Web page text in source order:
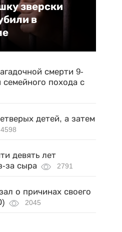
зверски
в
смерти 9-
похода с
детей, а затем
4598
девять лет
за сыра
2791
о причинах своего
2045